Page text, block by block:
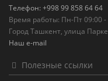
Телефон: +998 99 858 64 64
Время работы: Пн-Пт 09:00 -
Город Ташкент, улица
Наш e-mail
Полезные ссылки